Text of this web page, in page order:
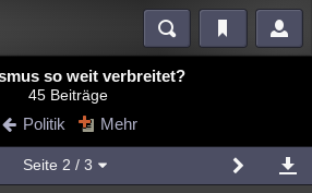
Blogs
so weit verbreitet?
45 Beiträge
Politik Mehr
Seite 2 / 3